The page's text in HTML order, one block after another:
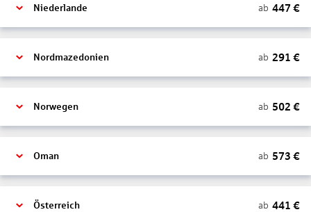
Niederlande ab 447 €
Nordmazedonien ab 291 €
Norwegen ab 502 €
Oman ab 573 €
Österreich ab 441 €